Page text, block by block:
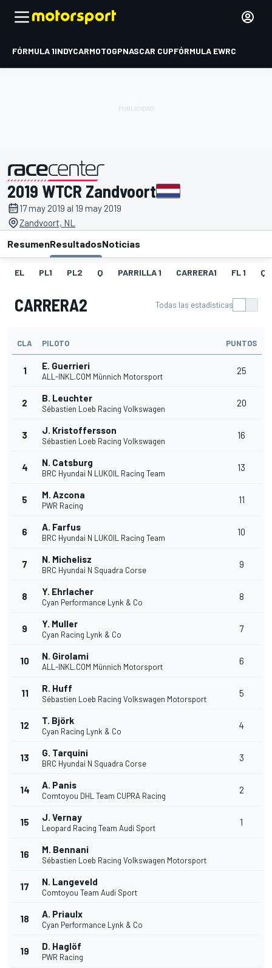
FÓRMULA 1INDYCARMOTOGPNASCAR CUPFÓRMULA EWRC
presentado por
2019 WTCR Zandvoort
17 may 2019 al 19 may 2019
Zandvoort, NL
ResumenResultadosNoticias
EL PL1 PL2 Q PARRILLA 1 CARRERA1 FL 1 Q1
CARRERA2 Todas las estadísticas
CLA PILOTO PUNTOS
1 E. Guerrieri
ALL-INKL.COM Münnich Motorsport
25
2 B. Leuchter
Sébastien Loeb Racing Volkswagen
20
3 J. Kristoffersson
Sébastien Loeb Racing Volkswagen
16
4 N. Catsburg
BRC Hyundai N LUKOIL Racing Team
13
5 M. Azcona
PWR Racing
11
6 A. Farfus
BRC Hyundai N LUKOIL Racing Team
10
7 N. Michelisz
BRC Hyundai N Squadra Corse
9
8 Y. Ehrlacher
Cyan Performance Lynk & Co
8
9 Y. Muller
Cyan Racing Lynk & Co
7
10 N. Girolami
ALL-INKL.COM Münnich Motorsport
6
11 R. Huff
Sébastien Loeb Racing Volkswagen Motorsport
5
12 T. Björk
Cyan Racing Lynk & Co
4
13 G. Tarquini
BRC Hyundai N Squadra Corse
3
14 A. Panis
Comtoyou DHL Team CUPRA Racing
2
15 J. Vernay
Leopard Racing Team Audi Sport
1
16 M. Bennani
Sébastien Loeb Racing Volkswagen Motorsport
17 N. Langeveld
Comtoyou Team Audi Sport
18 A. Priaulx
Cyan Performance Lynk & Co
19 D. Haglöf
PWR Racing